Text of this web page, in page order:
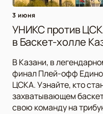
3 июня
УНИКС против
в Баскет-холле
В Казани, в
финал Плей-офф
ЦСКА. Узнайте, кто
захватывающем
свою команду на